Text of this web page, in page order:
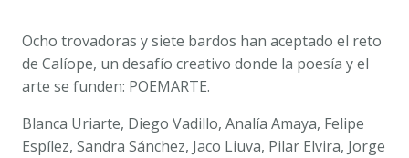
Ocho trovadoras y siete bardos han aceptado el reto
de Calíope, un desafío creativo donde la poesía y el
arte se funden: POEMARTE.
Blanca Uriarte, Diego Vadillo, Analía Amaya, Felipe
Espílez, Sandra Sánchez, Jaco Liuva, Pilar Elvira, Jorge